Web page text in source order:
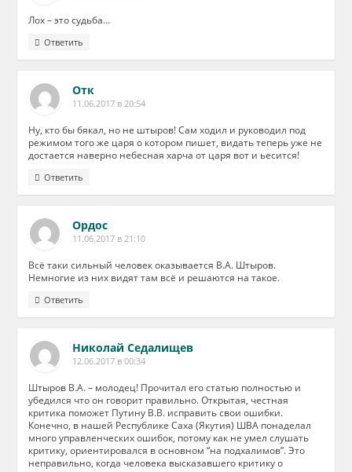
Лох – это судьба…
Ответить
Отк
11.06.2017 в 20:54
Ну, кто бы бякал, но не штыров! Сам ходил и руководил под
режимом того же царя о котором пишет, видать теперь уже не
достается наверно небесная харча от царя вот и ьесится!
Ответить
Ордос
11.06.2017 в 21:10
Всё таки сильный человек оказывается В.А. Штыров.
Немногие из них видят там всё и решаются на такое.
Ответить
Николай Седалищев
12.06.2017 в 00:34
Штыров В.А. – молодец! Прочитал его статью полностью и
убедился что он говорит правильно. Открытая, честная
критика поможет Путину В.В. исправить свои ошибки.
Конечно, в нашей Республике Саха (Якутия) ШВА понаделал
много управленческих ошибок, потому как не умел слушать
критику, ориентировался в основном “на подхалимов”. Это
неправильно, когда человека высказавшего критику о